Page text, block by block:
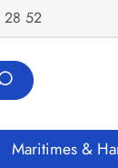
52
Maritimes &